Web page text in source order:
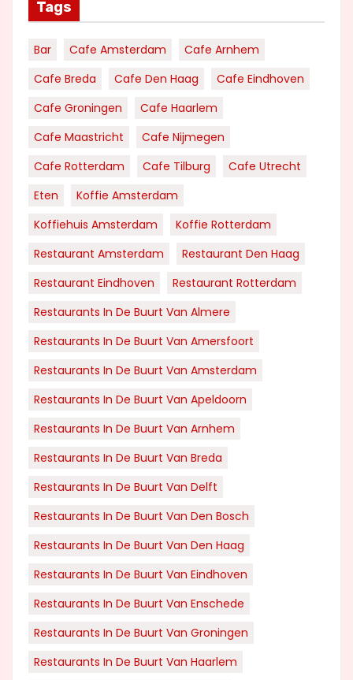
Tags
Bar Cafe Amsterdam
Cafe Arnhem
Cafe Breda
Cafe Den Haag
Cafe Eindhoven
Cafe Groningen
Cafe Haarlem
Cafe Maastricht
Cafe Nijmegen
Cafe Rotterdam
Cafe Tilburg
Cafe Utrecht
Eten
Koffie Amsterdam
Koffiehuis Amsterdam
Koffie Rotterdam
Restaurant Amsterdam
Restaurant Den Haag
Restaurant Eindhoven
Restaurant Rotterdam
Restaurants In De Buurt Van Almere
Restaurants In De Buurt Van Amersfoort
Restaurants In De Buurt Van Amsterdam
Restaurants In De Buurt Van Apeldoorn
Restaurants In De Buurt Van Arnhem
Restaurants In De Buurt Van Breda
Restaurants In De Buurt Van Delft
Restaurants In De Buurt Van Den Bosch
Restaurants In De Buurt Van Den Haag
Restaurants In De Buurt Van Eindhoven
Restaurants In De Buurt Van Enschede
Restaurants In De Buurt Van Groningen
Restaurants In De Buurt Van Haarlem